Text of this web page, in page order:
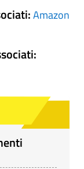
Amazon